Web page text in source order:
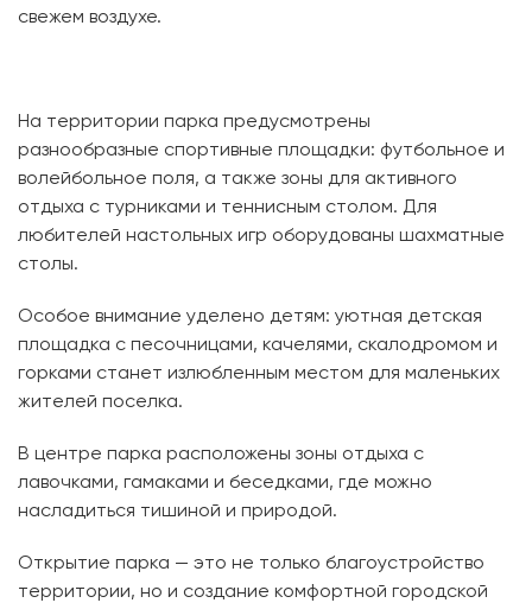
свежем воздухе.
На территории парка предусмотрены
разнообразные спортивные площадки: футбольное и
волейбольное поля, а также зоны для активного
отдыха с турниками и теннисным столом. Для
любителей настольных игр оборудованы шахматные
столы.
Особое внимание уделено детям: уютная детская
площадка с песочницами, качелями, скалодромом и
горками станет излюбленным местом для маленьких
жителей поселка.
В центре парка расположены зоны отдыха с
лавочками, гамаками и беседками, где можно
насладиться тишиной и природой.
Открытие парка — это не только благоустройство
территории, но и создание комфортной городской